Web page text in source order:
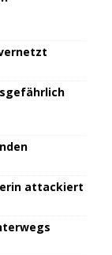
attackiert